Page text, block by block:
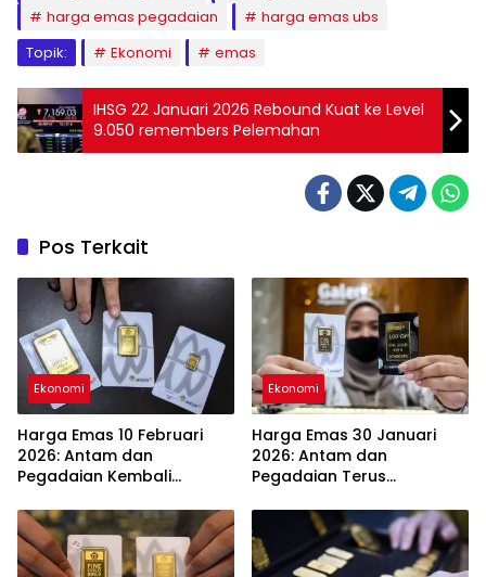
harga emas pegadaian
harga emas ubs
Topik:
Ekonomi emas
IHSG 22 Januari 2026 Rebound Kuat ke Level
9.050 remembers Pelemahan
Pos Terkait
Ekonomi
Harga Emas 10 Februari
2026: Antam dan
Pegadaian Kembali
Ekonomi
Harga Emas 30 Januari
2026: Antam dan
Pegadaian Terus